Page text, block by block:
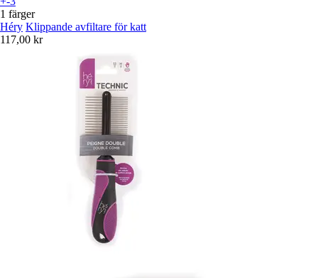
1 färger
Héry Klippande avfiltare för katt
117,00 kr